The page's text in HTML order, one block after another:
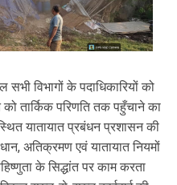
सभी विभागों के पदाधिकारियों को
तार्किक परिणति तक पहुँचाने का
यातायात प्रबंधन प्रशासन की
अतिक्रमण एवं यातायात नियमों
के सिद्धांत पर काम करता